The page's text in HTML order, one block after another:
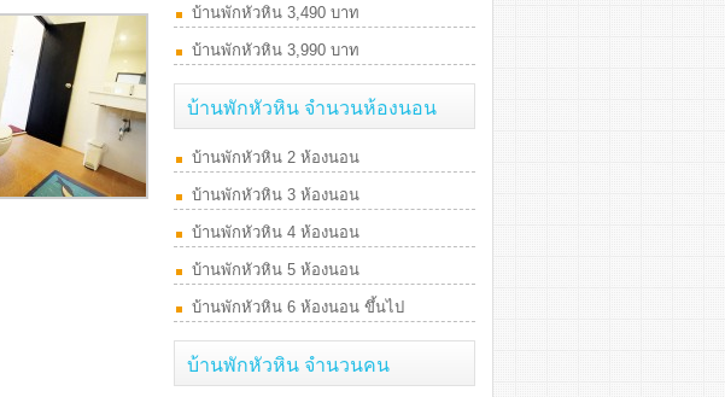
บ้านพักหัวหิน 3,490 บาท
บ้านพักหัวหิน 3,990 บาท
บ้านพักหัวหิน จำนวนห้องนอน
บ้านพักหัวหิน 2 ห้องนอน
บ้านพักหัวหิน 3 ห้องนอน
บ้านพักหัวหิน 4 ห้องนอน
บ้านพักหัวหิน 5 ห้องนอน
บ้านพักหัวหิน 6 ห้องนอน ขึ้นไป
บ้านพักหัวหิน จำนวนคน